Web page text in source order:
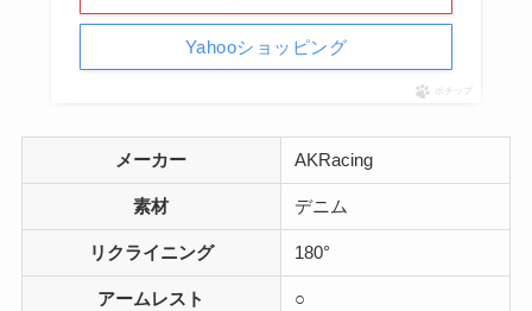
Yahooショッピング
ポチップ
メーカー AKRacing
素材 デニム
リクライニング 180°
アームレスト ○